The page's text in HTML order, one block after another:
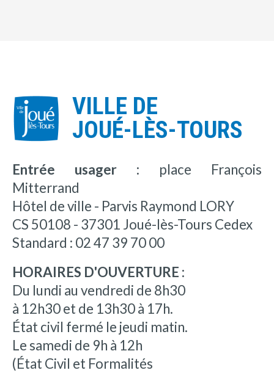
VILLE DE
JOUÉ-LÈS-TOURS
Entrée usager : place François
Mitterrand
Hôtel de ville - Parvis Raymond LORY
CS 50108 - 37301 Joué-lès-Tours Cedex
Standard : 02 47 39 70 00
HORAIRES D'OUVERTURE :
Du lundi au vendredi de 8h30
à 12h30 et de 13h30 à 17h.
État civil fermé le jeudi matin.
Le samedi de 9h à 12h
(État Civil et Formalités